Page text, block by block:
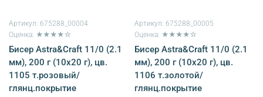
Артикул: 675288_00004
Оценка: ★★★★☆
Бисер Astra&Craft 11/0 (2.1
мм), 200 г (10х20 г), цв.
1105 т.розовый/
глянц.покрытие
Артикул: 675288_00005
Оценка: ★★★★☆
Бисер Astra&Craft 11/0 (2.1
мм), 200 г (10х20 г), цв.
1106 т.золотой/
глянц.покрытие